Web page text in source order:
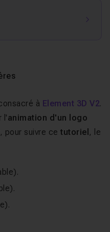
à Element 3D V2.
l'animation d'un logo
pour suivre ce tutoriel , le